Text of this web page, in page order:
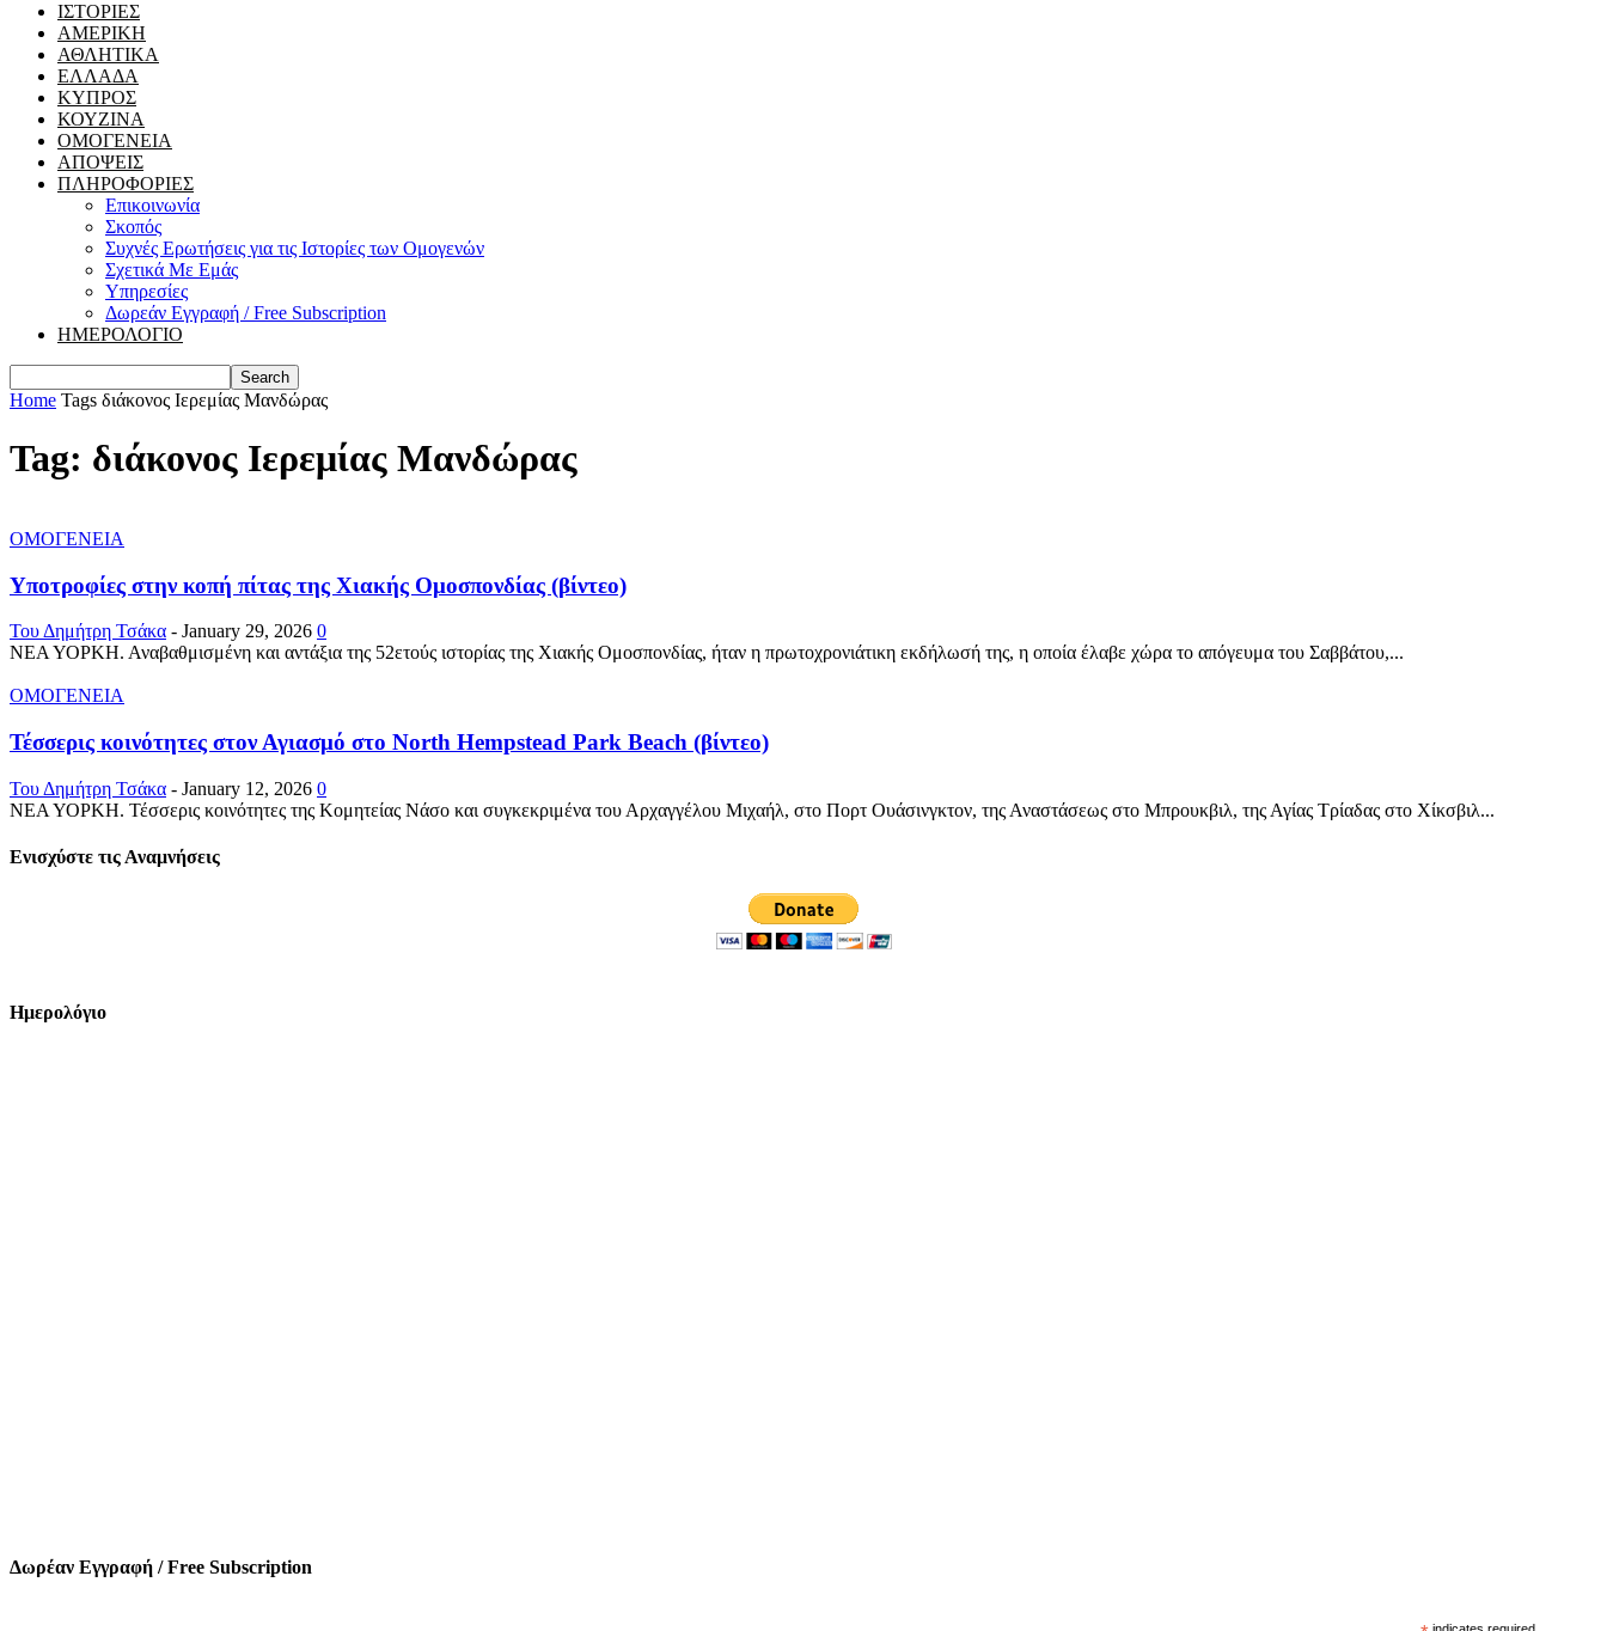
ΙΣΤΟΡΙΕΣ
ΑΜΕΡΙΚΗ
ΑΘΛΗΤΙΚΑ
ΕΛΛΑΔΑ
ΚΥΠΡΟΣ
ΚΟΥΖΙΝΑ
ΟΜΟΓΕΝΕΙΑ
ΑΠΟΨΕΙΣ
ΠΛΗΡΟΦΟΡΙΕΣ
Επικοινωνία
Σκοπός
Συχνές Ερωτήσεις για τις Ιστορίες των Ομογενών
Σχετικά Με Εμάς
Υπηρεσίες
Δωρεάν Εγγραφή / Free Subscription
ΗΜΕΡΟΛΟΓΙΟ
Home Tags διάκονος Ιερεμίας Μανδώρας
Tag: διάκονος Ιερεμίας Μανδώρας
ΟΜΟΓΕΝΕΙΑ
Yποτροφίες στην κοπή πίτας της Χιακής Ομοσπονδίας (βίντεο)
Του Δημήτρη Τσάκα - January 29, 2026 0
ΝΕΑ ΥΟΡΚΗ. Αναβαθμισμένη και αντάξια της 52ετούς ιστορίας της Χιακής Ομοσπονδίας, ήταν η πρωτοχρονιάτικη εκδήλωσή της, η οποία έλαβε χώρα το απόγευμα του Σαββάτου,...
ΟΜΟΓΕΝΕΙΑ
Τέσσερις κοινότητες στον Αγιασμό στο North Hempstead Park Beach (βίντεο)
Του Δημήτρη Τσάκα - January 12, 2026 0
ΝΕΑ ΥΟΡΚΗ. Τέσσερις κοινότητες της Κομητείας Νάσο και συγκεκριμένα του Αρχαγγέλου Μιχαήλ, στο Πορτ Ουάσινγκτον, της Αναστάσεως στο Μπρουκβιλ, της Αγίας Τρίαδας στο Χίκσβιλ...
Ενισχύστε τις Αναμνήσεις
Ημερολόγιο
Δωρέαν Εγγραφή / Free Subscription